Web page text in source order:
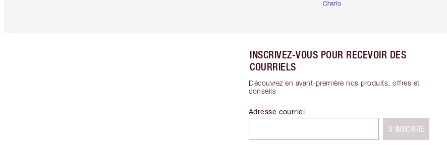
Charlotte
INSCRIVEZ-VOUS POUR RECEVOIR DES
COURRIELS
Découvrez en avant-première nos produits, offres et
conseils
Adresse courriel
S’INSCRIRE